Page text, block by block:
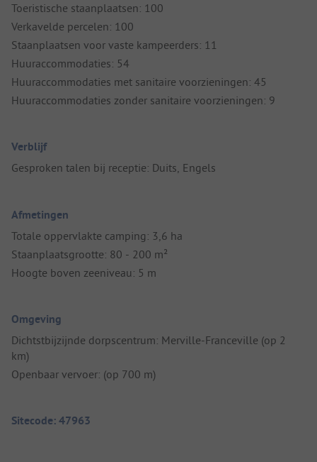
Toeristische staanplaatsen: 100
Verkavelde percelen: 100
Staanplaatsen voor vaste kampeerders: 11
Huuraccommodaties: 54
Huuraccommodaties met sanitaire voorzieningen: 45
Huuraccommodaties zonder sanitaire voorzieningen: 9
Verblijf
Gesproken talen bij receptie: Duits, Engels
Afmetingen
Totale oppervlakte camping: 3,6 ha
Staanplaatsgrootte: 80 - 200 m²
Hoogte boven zeeniveau: 5 m
Omgeving
Dichtstbijzijnde dorpscentrum: Merville-Franceville (op 2
km)
Openbaar vervoer: (op 700 m)
Sitecode: 47963